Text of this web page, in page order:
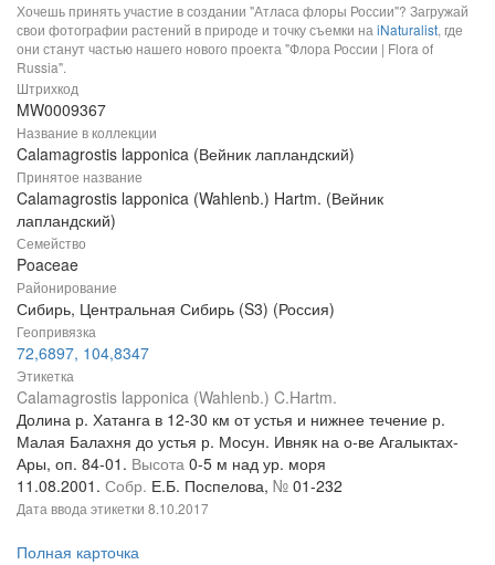
Хочешь принять участие в создании "Атласа флоры России"? Загружай
свои фотографии растений в природе и точку съемки на iNaturalist, где
они станут частью нашего нового проекта "Флора России | Flora of
Russia".
Штрихкод
MW0009367
Название в коллекции
Calamagrostis lapponica (Вейник лапландский)
Принятое название
Calamagrostis lapponica (Wahlenb.) Hartm. (Вейник
лапландский)
Семейство
Poaceae
Районирование
Сибирь, Центральная Сибирь (S3) (Россия)
Геопривязка
72,6897, 104,8347
Этикетка
Calamagrostis lapponica (Wahlenb.) C.Hartm.
Долина р. Хатанга в 12-30 км от устья и нижнее течение р.
Малая Балахня до устья р. Мосун. Ивняк на о-ве Агалыктах-
Ары, оп. 84-01. Высота 0-5 м над ур. моря
11.08.2001. Собр. Е.Б. Поспелова, № 01-232
Дата ввода этикетки 8.10.2017
Полная карточка